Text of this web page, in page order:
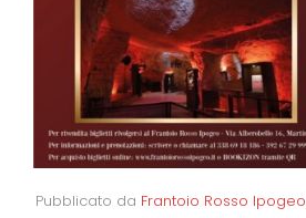
Pubblicato da Frantoio Rosso Ipogeo